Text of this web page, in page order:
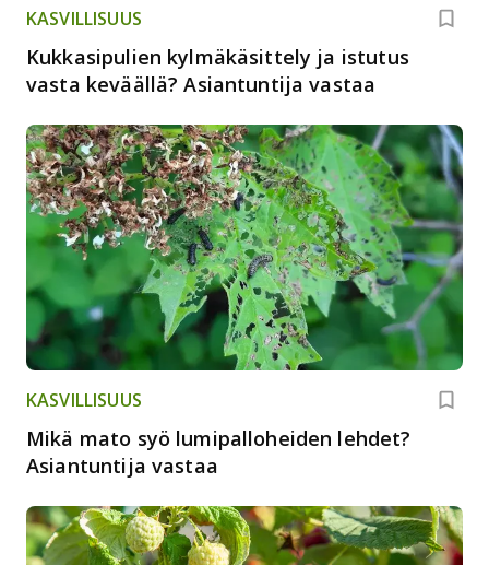
KASVILLISUUS
Kukkasipulien kylmäkäsittely ja istutus
vasta keväällä? Asiantuntija vastaa
KASVILLISUUS
Mikä mato syö lumipalloheiden lehdet?
Asiantuntija vastaa